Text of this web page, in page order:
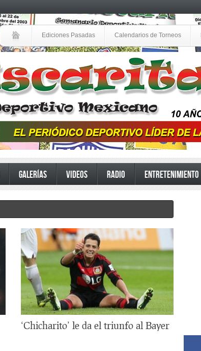
Ediciones Pasadas Calendarios de Torneos
GALERÍAS VIDEOS RADIO ENTRETENIMIENTO
‘Chicharito’ le da el triunfo al Bayer